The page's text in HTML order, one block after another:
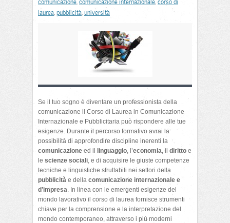
laurea pubblicità università
Se il tuo sogno è diventare un professionista della
comunicazione il Corso di Laurea in Comunicazione
Internazionale e Pubblicitaria può rispondere alle tue
esigenze. Durante il percorso formativo avrai la
possibilità di approfondire discipline inerenti la
comunicazione ed il linguaggio, l’economia, il diritto e
le scienze sociali, e di acquisire le giuste competenze
tecniche e linguistiche sfruttabili nei settori della
pubblicità e della comunicazione internazionale e
d’impresa. In linea con le emergenti esigenze del
mondo lavorativo il corso di laurea fornisce strumenti
chiave per la comprensione e la interpretazione del
mondo contemporaneo, attraverso i più moderni